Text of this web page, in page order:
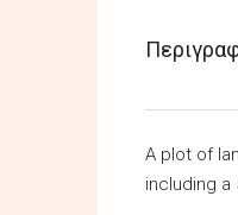
A plot of
including a